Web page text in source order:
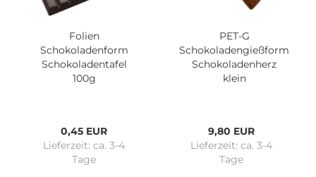
Folien
Schokoladenform
Schokoladentafel
100g
0,45 EUR
Lieferzeit: ca. 3-4
Tage
PET-G
Schokoladengießform
Schokoladenherz
klein
9,80 EUR
Lieferzeit: ca. 3-4
Tage